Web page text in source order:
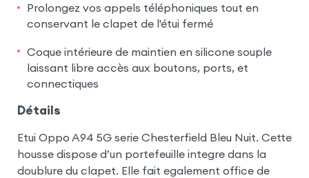
Prolongez vos appels téléphoniques tout en
conservant le clapet de l'étui fermé
Coque intérieure de maintien en silicone souple
laissant libre accès aux boutons, ports, et
connectiques
Détails
Etui Oppo A94 5G serie Chesterfield Bleu Nuit. Cette
housse dispose d’un portefeuille integre dans la
doublure du clapet. Elle fait egalement office de